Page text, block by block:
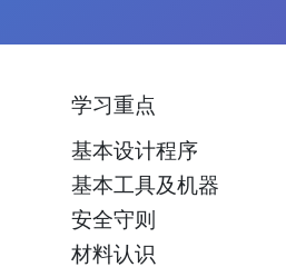
学习重点
基本设计程序
基本工具及机器
安全守则
材料认识